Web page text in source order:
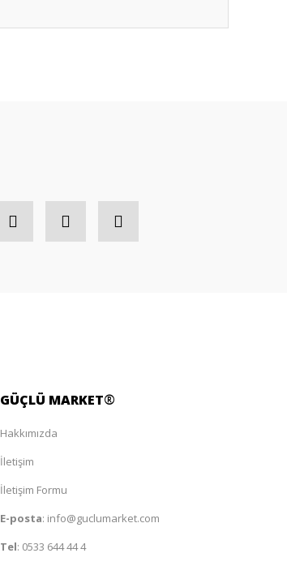
GÜÇLÜ MARKET®
Hakkımızda
İletişim
İletişim Formu
E-posta: info@guclumarket.com
Tel: 0533 644 44 4